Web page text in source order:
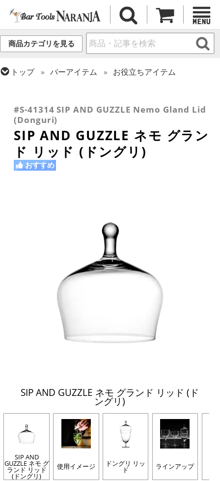
商品カテゴリを見る
トップ バーアイテム
お役立ちアイテム
酒器 (日本酒・焼酎・泡盛)
#S-41314 SIP AND GUZZLE Nemo Gland Lid
(Donguri)
SIP AND GUZZLE ネモ グラン
ド リッド (ドングリ)
おすすめ
SIP AND GUZZLE ネモ グランド リッド (ド
ングリ)
SIP AND
GUZZLE ネモ グ
ランド リッド
(ドングリ)
使用イメージ ドングリ リッ
ド ラインアップ